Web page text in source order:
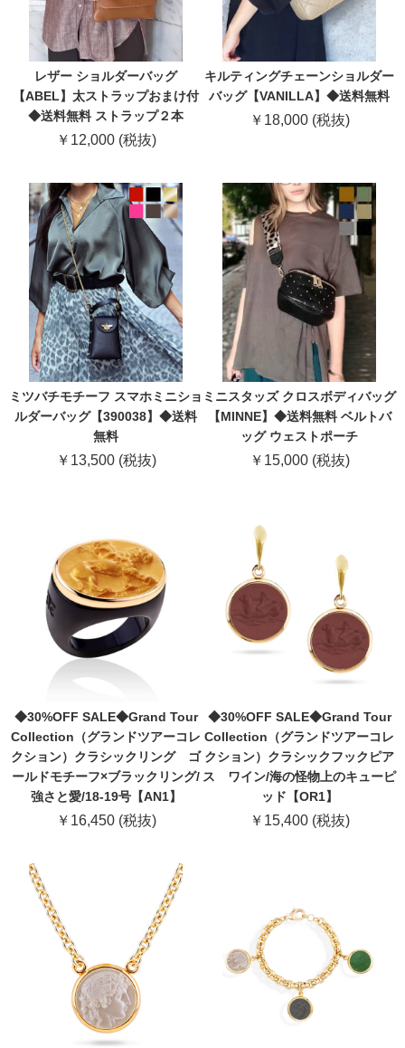
レザー ショルダーバッグ
【ABEL】太ストラップおまけ付
◆送料無料 ストラップ２本
￥12,000 (税抜)
キルティングチェーンショルダー
バッグ【VANILLA】◆送料無料
￥18,000 (税抜)
ミツバチモチーフ スマホミニショ
ルダーバッグ【390038】◆送料
無料
￥13,500 (税抜)
ミニスタッズ クロスボディバッグ
【MINNE】◆送料無料 ベルトバ
ッグ ウェストポーチ
￥15,000 (税抜)
◆30%OFF SALE◆Grand Tour
Collection（グランドツアーコレ
クション）クラシックリング ゴ
ールドモチーフ×ブラックリング/
強さと愛/18-19号【AN1】
￥16,450 (税抜)
◆30%OFF SALE◆Grand Tour
Collection（グランドツアーコレ
クション）クラシックフックピア
ス ワイン/海の怪物上のキューピ
ッド【OR1】
￥15,400 (税抜)